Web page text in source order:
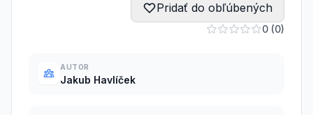
Pridať do obľúbených
0 (0)
AUTOR
Jakub Havlíček